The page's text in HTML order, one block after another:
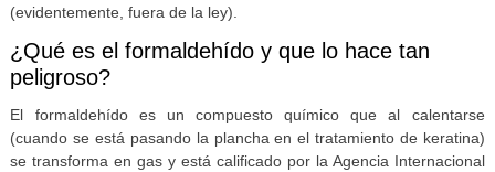
(evidentemente, fuera de la ley).
¿Qué es el formaldehído y que lo hace tan
peligroso?
El formaldehído es un compuesto químico que al calentarse
(cuando se está pasando la plancha en el tratamiento de keratina)
se transforma en gas y está calificado por la Agencia Internacional